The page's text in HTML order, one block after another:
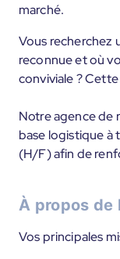
marché.
Vous recherchez
reconnue et où
conviviale ?
Notre agence de
base logistique à
(H/F) afin de
À propos de
Vos principales